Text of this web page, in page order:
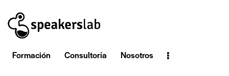
Formación Consultoría Nosotros